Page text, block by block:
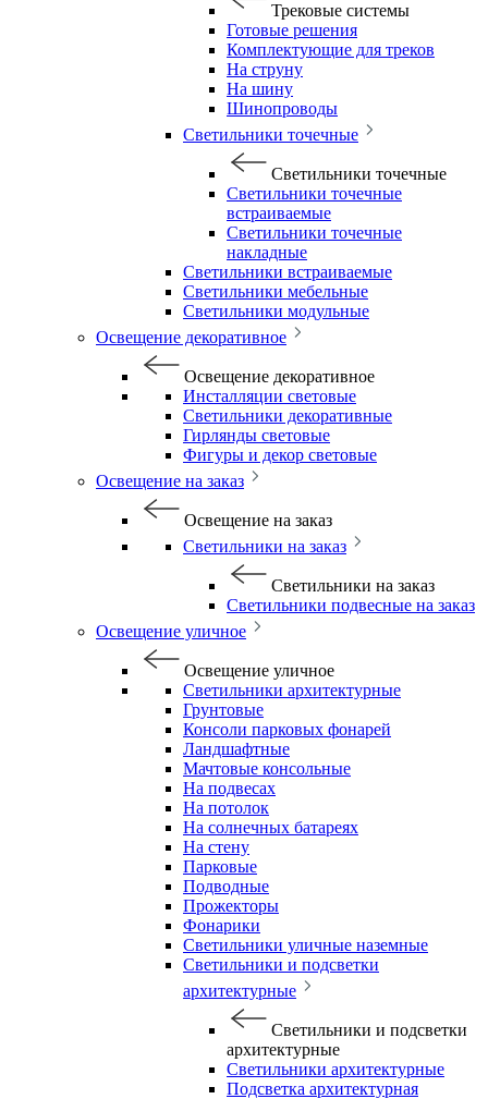
Трековые системы
Готовые решения
Комплектующие для треков
На струну
На шину
Шинопроводы
Светильники точечные
Светильники точечные
Светильники точечные
встраиваемые
Светильники точечные
накладные
Светильники встраиваемые
Светильники мебельные
Светильники модульные
Освещение декоративное
Освещение декоративное
Инсталляции световые
Светильники декоративные
Гирлянды световые
Фигуры и декор световые
Освещение на заказ
Освещение на заказ
Светильники на заказ
Светильники на заказ
Светильники подвесные на заказ
Освещение уличное
Освещение уличное
Светильники архитектурные
Грунтовые
Консоли парковых фонарей
Ландшафтные
Мачтовые консольные
На подвесах
На потолок
На солнечных батареях
На стену
Парковые
Подводные
Прожекторы
Фонарики
Светильники уличные наземные
Светильники и подсветки
архитектурные
Светильники и подсветки
архитектурные
Светильники архитектурные
Подсветка архитектурная